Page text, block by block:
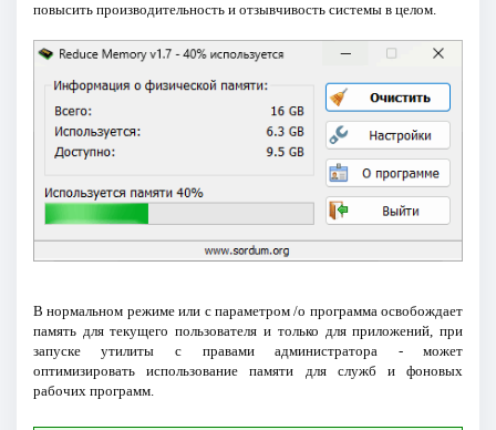
повысить производительность и отзывчивость системы в целом.
В нормальном режиме или с параметром /о программа освобождает
память для текущего пользователя и только для приложений, при
запуске утилиты с правами администратора - может
оптимизировать использование памяти для служб и фоновых
рабочих программ.